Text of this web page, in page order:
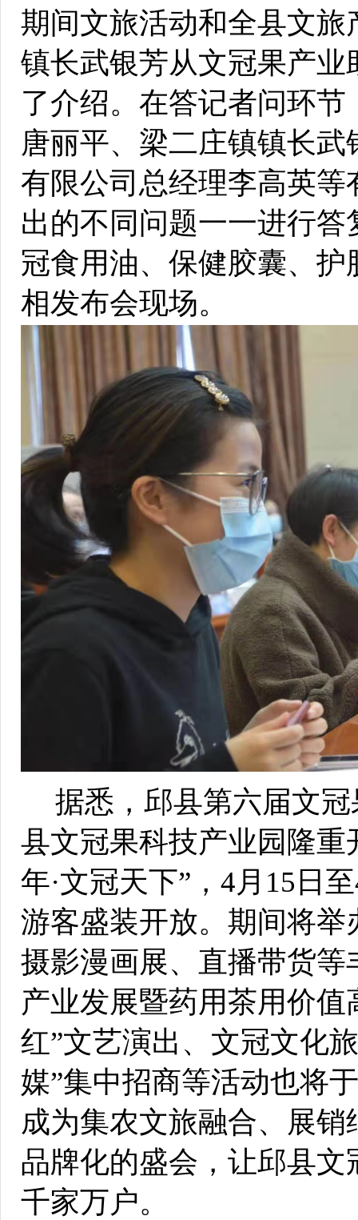
期间文旅活动和全县文
镇长武银芳从文冠果产
了介绍。在答记者问环
唐丽平、梁二庄镇镇长
有限公司总经理李高英
出的不同问题一一进行
冠食用油、保健胶囊、
相发布会现场。
据悉，邱县第六届文
县文冠果科技产业园隆
年·文冠天下”，4月15日
游客盛装开放。期间将
摄影漫画展、直播带货
产业发展暨药用茶用价
红”文艺演出、文冠文化
媒”集中招商等活动也将
成为集农文旅融合、展
品牌化的盛会，让邱县
千家万户。